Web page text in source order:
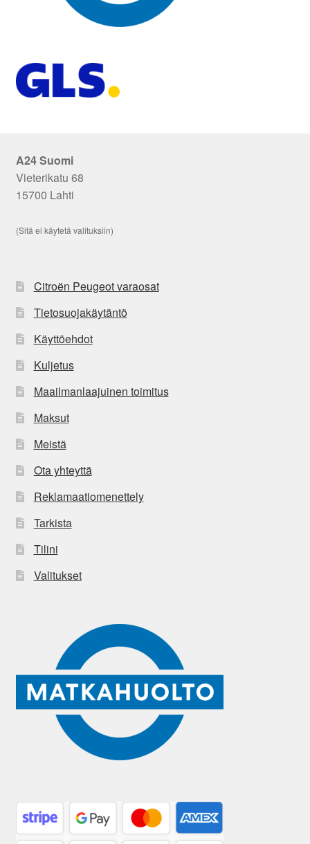
A24 Suomi
Vieterikatu 68
15700 Lahti
(Sitä ei käytetä valituksiin)
Citroën Peugeot varaosat
Tietosuojakäytäntö
Käyttöehdot
Kuljetus
Maailmanlaajuinen toimitus
Maksut
Meistä
Ota yhteyttä
Reklamaatiomenettely
Tarkista
Tilini
Valitukset